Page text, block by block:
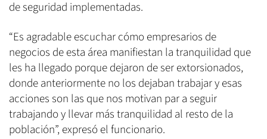
de seguridad implementadas.
“Es agradable escuchar cómo empresarios de
negocios de esta área manifiestan la tranquilidad que
les ha llegado porque dejaron de ser extorsionados,
donde anteriormente no los dejaban trabajar y esas
acciones son las que nos motivan par a seguir
trabajando y llevar más tranquilidad al resto de la
población”, expresó el funcionario.